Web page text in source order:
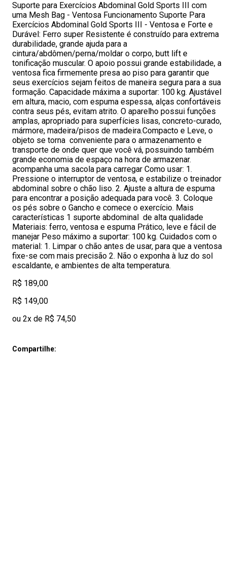
Suporte para Exercícios Abdominal Gold Sports III com
uma Mesh Bag - Ventosa Funcionamento Suporte Para
Exercícios Abdominal Gold Sports III - Ventosa e Forte e
Durável: Ferro super Resistente é construído para extrema
durabilidade, grande ajuda para a
cintura/abdômen/perna/moldar o corpo, butt lift e
tonificação muscular. O apoio possui grande estabilidade, a
ventosa fica firmemente presa ao piso para garantir que
seus exercícios sejam feitos de maneira segura para a sua
formação. Capacidade máxima a suportar: 100 kg. Ajustável
em altura, macio, com espuma espessa, alças confortáveis
contra seus pés, evitam atrito. O aparelho possui funções
amplas, apropriado para superfícies lisas, concreto-curado,
mármore, madeira/pisos de madeira.Compacto e Leve, o
objeto se torna conveniente para o armazenamento e
transporte de onde quer que você vá, possuindo também
grande economia de espaço na hora de armazenar.
acompanha uma sacola para carregar Como usar: 1.
Pressione o interruptor de ventosa, e estabilize o treinador
abdominal sobre o chão liso. 2. Ajuste a altura de espuma
para encontrar a posição adequada para você. 3. Coloque
os pés sobre o Gancho e comece o exercício. Mais
características 1 suporte abdominal de alta qualidade
Materiais: ferro, ventosa e espuma Prático, leve e fácil de
manejar Peso máximo a suportar: 100 kg. Cuidados com o
material: 1. Limpar o chão antes de usar, para que a ventosa
fixe-se com mais precisão 2. Não o exponha à luz do sol
escaldante, e ambientes de alta temperatura.
R$ 189,00
R$ 149,00
ou 2x de R$ 74,50
Compartilhe: